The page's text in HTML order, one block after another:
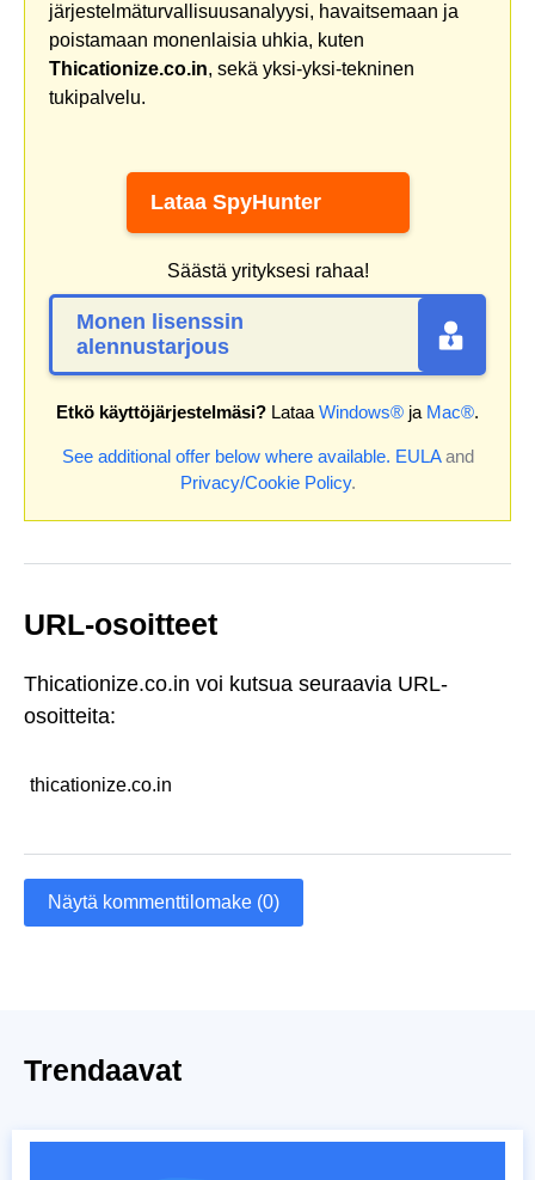
järjestelmäturvallisuusanalyysi, havaitsemaan ja
poistamaan monenlaisia uhkia, kuten
Thicationize.co.in, sekä yksi-yksi-tekninen
tukipalvelu.
Lataa SpyHunter
Säästä yrityksesi rahaa!
Monen lisenssin
alennustarjous
Etkö käyttöjärjestelmäsi? LataaWindows® ja Mac®.
See additional offer below where available. EULAand
Privacy/Cookie Policy.
URL-osoitteet
Thicationize.co.in voi kutsua seuraavia URL-
osoitteita:
thicationize.co.in
Näytä kommenttilomake (0)
Trendaavat